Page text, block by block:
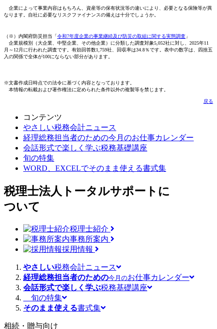
企業によって事業内容はもちろん、資産等の保有状況等の違いにより、必要となる保険等が異
なります。自社に必要なリスクファイナンスの備えは十分でしょうか。
（※）内閣府防災担当「 令和7年度企業の事業継続及び防災の取組に関する実態調査 」
企業規模別（大企業、中堅企業、その他企業）に分類した調査対象5,052社に対し、2025年11
月～12月に行われた調査です。有効回答数1,759社、回収率は34.8％です。表中の数字は、四捨五
入の関係で全体が100にならない部分があります。
※文書作成日時点での法令に基づく内容となっております。
本情報の転載および著作権法に定められた条件以外の複製等を禁じます。
戻る
コンテンツ
やさしい税務会計ニュース
経理総務担当者のための今月のお仕事カレンダー
会話形式で楽しく学ぶ税務基礎講座
旬の特集
WORD、EXCELでそのまま使える書式集
税理士法人トータルサポートに
ついて
税理士紹介
事務所案内
採用情報
やさしい税務会計ニュース
経理総務担当者のための今月のお仕事カレンダー
会話形式で楽しく学ぶ税務基礎講座
旬の特集
そのまま使える書式集
相続・贈与向け